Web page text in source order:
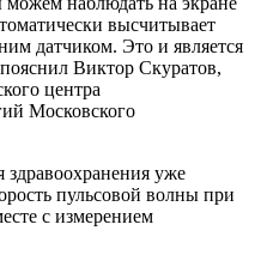
высчитывает
датчиком. Это и является
Виктор Скуратов,
центра
Московского
здравоохранения уже
пульсовой волны при
с измерением